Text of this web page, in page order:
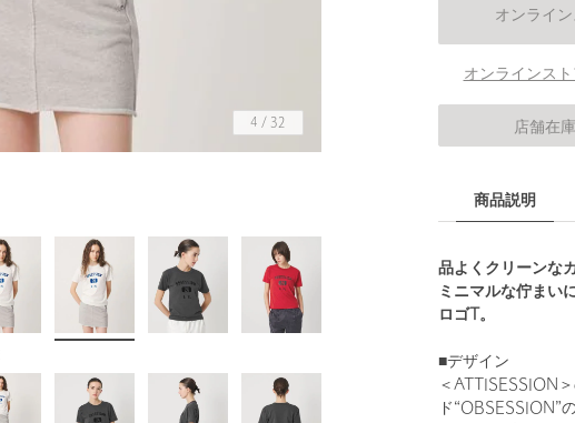
4 / 32
オンライ
オンラインス
店舗在庫
商品説明
品よくクリーンな
ミニマルな佇まい
ロゴT。
■デザイン
＜ATTISESSION
ド“OBSESSION”